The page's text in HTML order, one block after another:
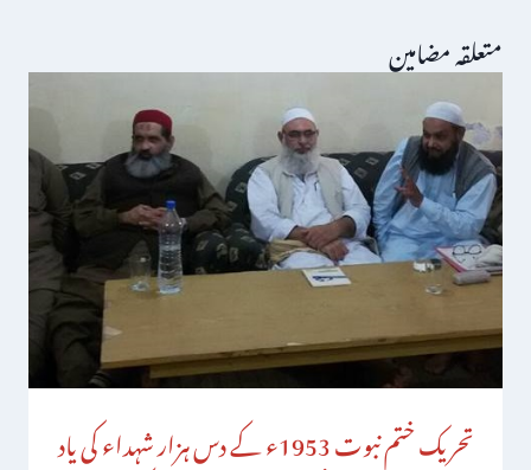
متعلقہ مضامین
تحریک ختم نبوت 1953ء کے دس ہزار شہداء کی یاد